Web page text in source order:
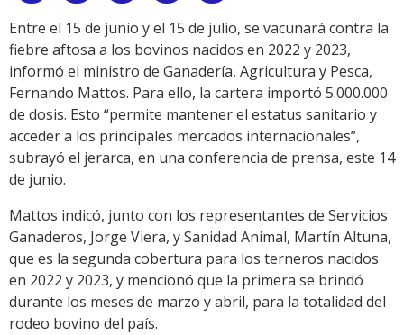
Link
Entre el 15 de junio y el 15 de julio, se vacunará contra la
fiebre aftosa a los bovinos nacidos en 2022 y 2023,
informó el ministro de Ganadería, Agricultura y Pesca,
Fernando Mattos. Para ello, la cartera importó 5.000.000
de dosis. Esto “permite mantener el estatus sanitario y
acceder a los principales mercados internacionales”,
subrayó el jerarca, en una conferencia de prensa, este 14
de junio.
Mattos indicó, junto con los representantes de Servicios
Ganaderos, Jorge Viera, y Sanidad Animal, Martín Altuna,
que es la segunda cobertura para los terneros nacidos
en 2022 y 2023, y mencionó que la primera se brindó
durante los meses de marzo y abril, para la totalidad del
rodeo bovino del país.